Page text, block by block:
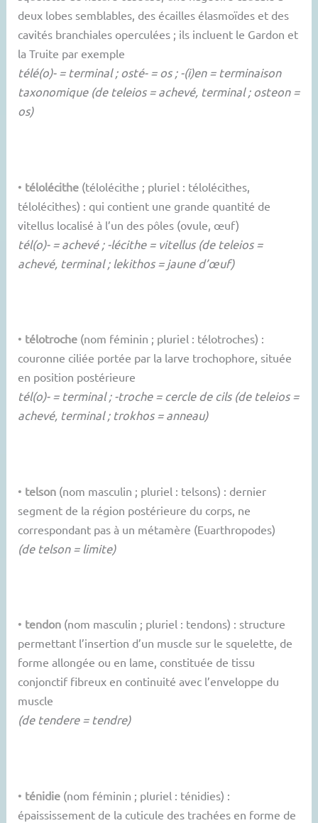
deux lobes semblables, des écailles élasmoïdes et des
cavités branchiales operculées ; ils incluent le Gardon et
la Truite par exemple
télé(o)- = terminal ; osté- = os ; -(i)en = terminaison
taxonomique (de teleios = achevé, terminal ; osteon =
os)
• télolécithe (télolécithe ; pluriel : télolécithes,
télolécithes) : qui contient une grande quantité de
vitellus localisé à l’un des pôles (ovule, œuf)
tél(o)- = achevé ; -lécithe = vitellus (de teleios =
achevé, terminal ; lekithos = jaune d’œuf)
• télotroche (nom féminin ; pluriel : télotroches) :
couronne ciliée portée par la larve trochophore, située
en position postérieure
tél(o)- = terminal ; -troche = cercle de cils (de teleios =
achevé, terminal ; trokhos = anneau)
• telson (nom masculin ; pluriel : telsons) : dernier
segment de la région postérieure du corps, ne
correspondant pas à un métamère (Euarthropodes)
(de telson = limite)
• tendon (nom masculin ; pluriel : tendons) : structure
permettant l’insertion d’un muscle sur le squelette, de
forme allongée ou en lame, constituée de tissu
conjonctif fibreux en continuité avec l’enveloppe du
muscle
(de tendere = tendre)
• ténidie (nom féminin ; pluriel : ténidies) :
épaississement de la cuticule des trachées en forme de